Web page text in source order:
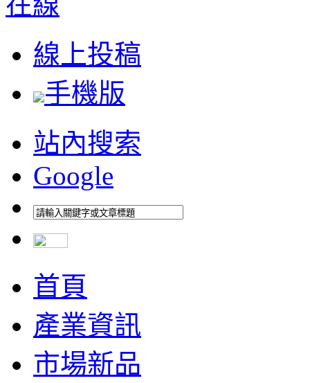
線上投稿
手機版
站內搜索
Google
首頁
產業資訊
市場新品